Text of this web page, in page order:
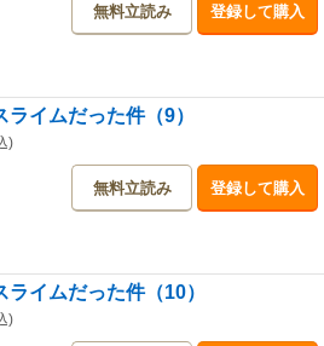
無料立読み 登録して購入
ライムだった件（9）
)
無料立読み 登録して購入
ライムだった件（10）
)